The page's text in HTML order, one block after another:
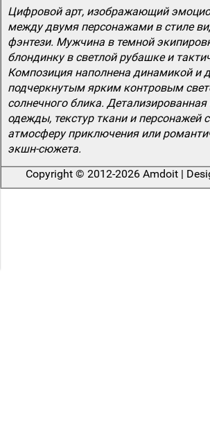
Цифровой арт, изображающий
между двумя персонажами в стиле
фэнтези. Мужчина в темной
блондинку в светлой рубашке и
Композиция наполнена динамикой и
подчеркнутым ярким контровым
солнечного блика.
одежды, текстур ткани и персонажей
атмосферу приключения или
экшн-сюжета.
Copyright © 2012-2026 Amdoit |